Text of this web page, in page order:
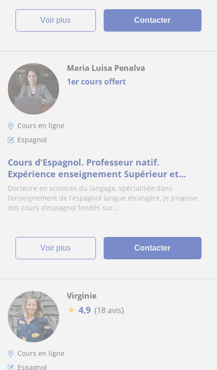
voir plus Contacter
1er cours offert
Maria Luisa Penalva
Cours en ligne
Espagnol
Cours d'Espagnol. Professeur natif.
Expérience enseignement Supérieur et
Entreprise
Docteure en sciences du langage, spécialisée dans
l’enseignement de l’espagnol langue étrangère, je propose
des cours d’espagnol fondés sur...
voir plus Contacter
Virginie
★ 4,9 (18 avis)
Cours en ligne
Espagnol